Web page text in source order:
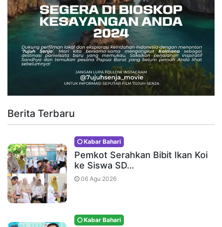
Berita Terbaru
Kabar Bahari
Pemkot Serahkan Bibit Ikan Koi
ke Siswa SD…
06 Agu 2026
Kabar Bahari